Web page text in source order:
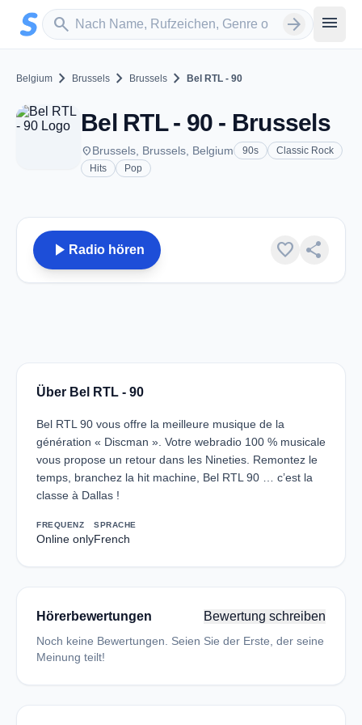
Zum Hauptinhalt springen
search
Sender suchen arrow_forward menu
Belgium chevron_right Brussels chevron_right Brussels chevron_right Bel RTL - 90
Bel RTL - 90 - Brussels
placeBrussels, Brussels, Belgium 90s
Classic Rock
Hits
Pop
play_arrow Radio hören favorite share
Über Bel RTL - 90
Bel RTL 90 vous offre la meilleure musique de la
génération « Discman ». Votre webradio 100 % musicale
vous propose un retour dans les Nineties. Remontez le
temps, branchez la hit machine, Bel RTL 90 … c’est la
classe à Dallas !
FREQUENZ
Online only
SPRACHE
French
Hörerbewertungen Bewertung schreiben
Noch keine Bewertungen. Seien Sie der Erste, der seine
Meinung teilt!